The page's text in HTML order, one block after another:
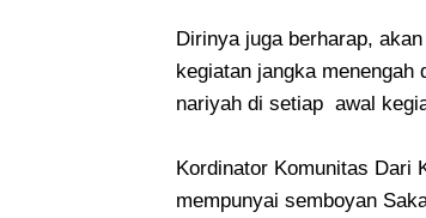
Dirinya juga berharap,
kegiatan jangka menengah
nariyah di setiap awal
Kordinator Komunitas Dari
mempunyai semboyan